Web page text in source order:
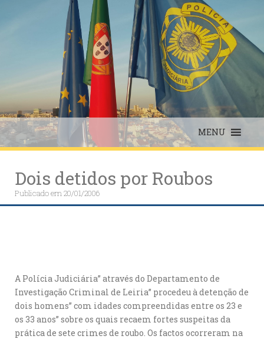
MENU
Dois detidos por Roubos
Publicado em20/01/2006
A Polícia Judiciária” através do Departamento de
Investigação Criminal de Leiria” procedeu à detenção de
dois homens” com idades compreendidas entre os 23 e
os 33 anos” sobre os quais recaem fortes suspeitas da
prática de sete crimes de roubo. Os factos ocorreram na